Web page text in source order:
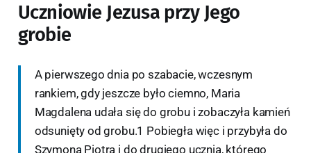
Uczniowie Jezusa przy Jego
grobie
A pierwszego dnia po szabacie, wczesnym
rankiem, gdy jeszcze było ciemno, Maria
Magdalena udała się do grobu i zobaczyła kamień
odsunięty od grobu.1 Pobiegła więc i przybyła do
Szymona Piotra i do drugiego ucznia, którego